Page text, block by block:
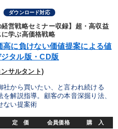
ダウンロード対応
経営戦略セミナー収録】超・高収益
学ぶ高価格戦略
高に負けない価値提案による値
ジタル版・CD版
サルタント)
から買いたい、と言われ続ける
解説指導。顧客の本音深掘り法、
ない提案術
定 価 会員価格 購 入